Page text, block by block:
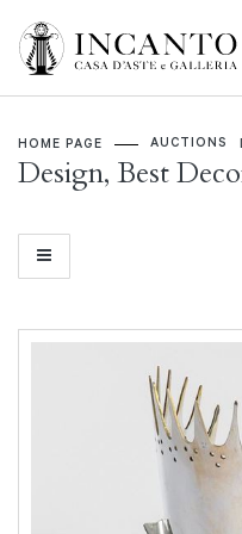
HOME PAGE AUCTIONS
Design, Best